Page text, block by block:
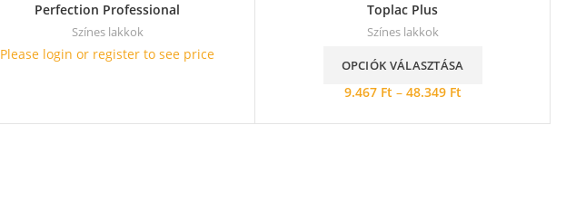
Perfection Professional
Színes lakkok
Please login or register to see price
Toplac Plus
Színes lakkok
9.467 Ft– 48.349 Ft
OPCIÓK VÁLASZTÁSA